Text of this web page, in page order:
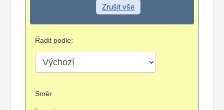
Zrušit vše
Řadit podle:
Směr